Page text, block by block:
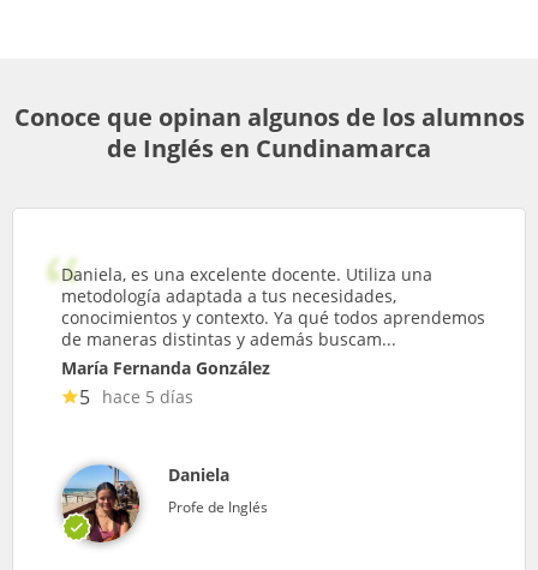
Conoce que opinan algunos de los alumnos
de Inglés en Cundinamarca
Daniela, es una excelente docente. Utiliza una
metodología adaptada a tus necesidades,
conocimientos y contexto. Ya qué todos aprendemos
de maneras distintas y además buscam...
María Fernanda González
5 hace 5 días
Daniela
Profe de Inglés